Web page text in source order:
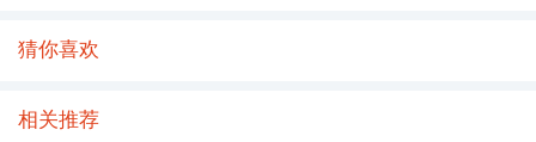
猜你喜欢
相关推荐